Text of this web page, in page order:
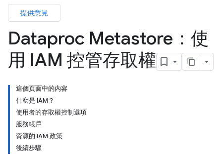
提供意見
Dataproc Metastore：使
用 IAM 控管存取權
這個頁面中的內容
什麼是 IAM？
使用者的存取權控制選項
服務帳戶
資源的 IAM 政策
後續步驟